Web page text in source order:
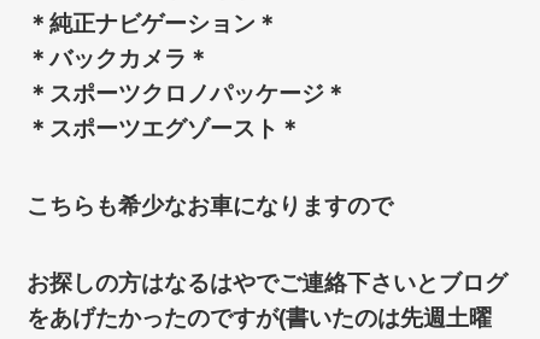
＊純正ナビゲーション＊
＊バックカメラ＊
＊スポーツクロノパッケージ＊
＊スポーツエグゾースト＊
こちらも希少なお車になりますので
お探しの方はなるはやでご連絡下さいとブログ
をあげたかったのですが(書いたのは先週土曜